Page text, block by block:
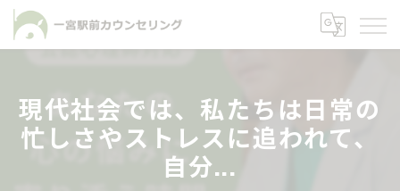
現代社会では、私たちは日常の
忙しさやストレスに追われて、
自分...